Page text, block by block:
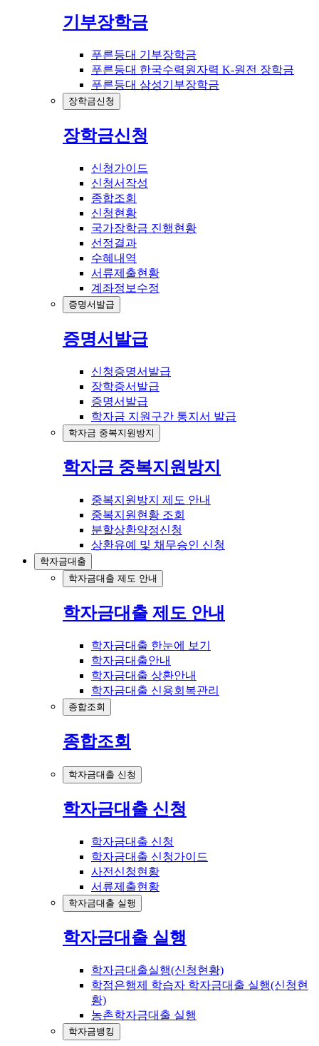
기부장학금
푸른등대 기부장학금
푸른등대 한국수력원자력 K-원전 장학금
푸른등대 삼성기부장학금
장학금신청
장학금신청
신청가이드
신청서작성
종합조회
신청현황
국가장학금 진행현황
선정결과
수혜내역
서류제출현황
계좌정보수정
증명서발급
증명서발급
신청증명서발급
장학증서발급
증명서발급
학자금 지원구간 통지서 발급
학자금 중복지원방지
학자금 중복지원방지
중복지원방지 제도 안내
중복지원현황 조회
분할상환약정신청
상환유예 및 채무승인 신청
학자금대출
학자금대출 제도 안내
학자금대출 제도 안내
학자금대출 한눈에 보기
학자금대출안내
학자금대출 상환안내
학자금대출 신용회복관리
종합조회
종합조회
학자금대출 신청
학자금대출 신청
학자금대출 신청
학자금대출 신청가이드
사전신청현황
서류제출현황
학자금대출 실행
학자금대출 실행
학자금대출실행(신청현황)
학점은행제 학습자 학자금대출 실행(신청현
황)
농촌학자금대출 실행
학자금뱅킹